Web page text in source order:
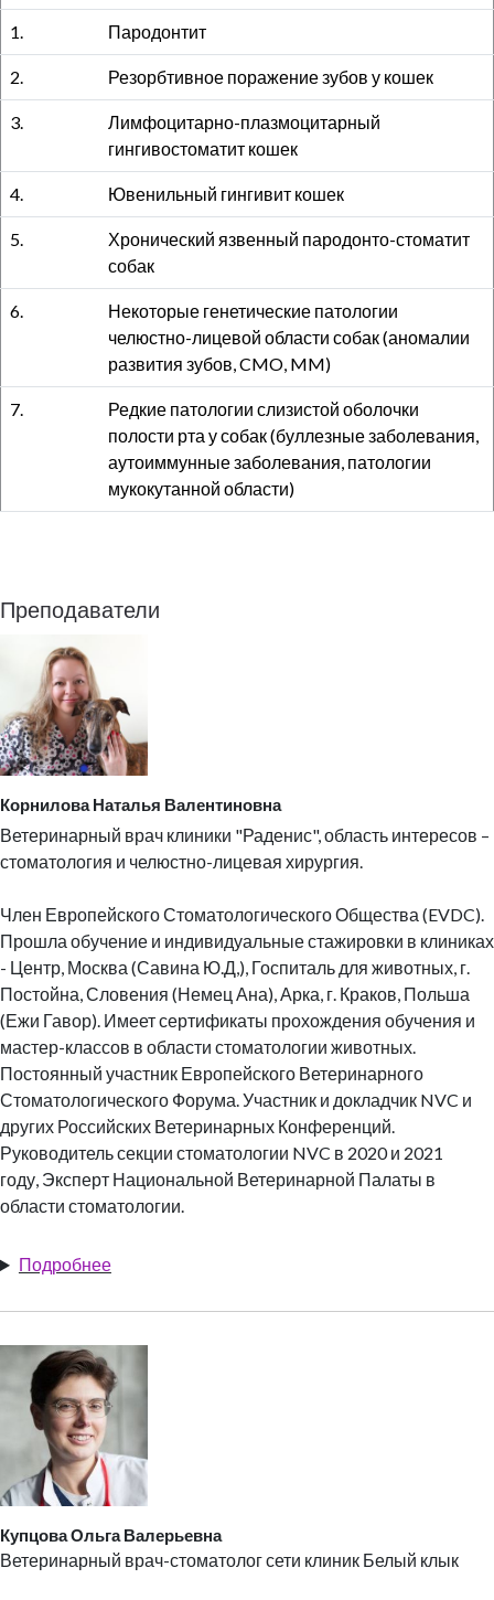
1. Пародонтит
2. Резорбтивное поражение зубов у кошек
3.
Лимфоцитарно-плазмоцитарный
гингивостоматит кошек
4. Ювенильный гингивит кошек
5.
Хронический язвенный пародонто-стоматит
собак
6.
Некоторые генетические патологии
челюстно-лицевой области собак (аномалии
развития зубов, CMO, MM)
7.
Редкие патологии слизистой оболочки
полости рта у собак (буллезные заболевания,
аутоиммунные заболевания, патологии
мукокутанной области)
Преподаватели
Корнилова Наталья Валентиновна
Ветеринарный врач клиники "Раденис", область интересов –
стоматология и челюстно-лицевая хирургия.
Член Европейского Стоматологического Общества (EVDC).
Прошла обучение и индивидуальные стажировки в клиниках
- Центр, Москва (Савина Ю.Д,), Госпиталь для животных, г.
Постойна, Словения (Немец Ана), Арка, г. Краков, Польша
(Ежи Гавор). Имеет сертификаты прохождения обучения и
мастер-классов в области стоматологии животных.
Постоянный участник Европейского Ветеринарного
Стоматологического Форума. Участник и докладчик NVC и
других Российских Ветеринарных Конференций.
Руководитель секции стоматологии NVC в 2020 и 2021
году, Эксперт Национальной Ветеринарной Палаты в
области стоматологии.
Подробнее
Купцова Ольга Валерьевна
Ветеринарный врач-стоматолог сети клиник Белый клык